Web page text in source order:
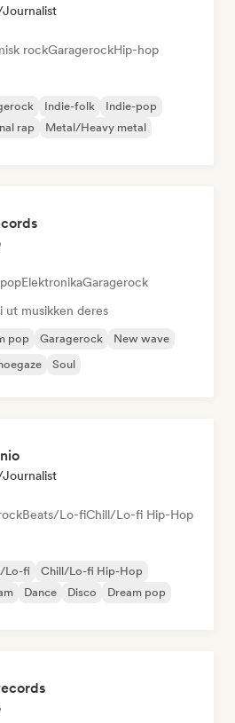
journalist
rockGaragerockHip-hop
Indie-folk
Indie-pop
rap
Metal/Heavy metal
ElektronikaGaragerock
ut musikken deres
pop Garagerock
New wave
Soul
journalist
Beats/Lo-fiChill/Lo-fi Hip-Hop
Lo-fi
Chill/Lo-fi Hip-Hop
Dance Disco
Dream pop